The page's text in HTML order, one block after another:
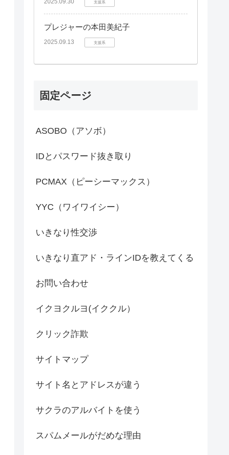
2025.09.30 支援系
プレジャーの本田美紀子
2025.09.13 支援系
固定ページ
ASOBO（アソボ）
IDとパスワード抜き取り
PCMAX（ピーシーマックス）
YYC（ワイワイシー）
いきなり性交渉
いきなり直アド・ラインIDを教えてくる
お問い合わせ
イクヨクルヨ(イククル）
クリック詐欺
サイトマップ
サイト名とアドレスが違う
サクラのアルバイトを使う
スパムメールがだめな理由